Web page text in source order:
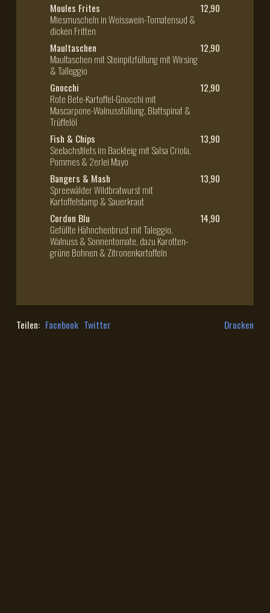
Moules Frites
Miesmuscheln in Weisswein-Tomatensud &
dicken Fritten
12,90
Maultaschen
Maultaschen mit Steinpilzfüllung mit Wirsing
& Talleggio
12,90
Gnocchi
Rote Bete-Kartoffel-Gnocchi mit
Mascarpone-Walnussfüllung, Blattspinat &
Trüffelöl
12,90
Fish & Chips
Seelachsfilets im Backteig mit Salsa Criola,
Pommes & 2erlei Mayo
13,90
Bangers & Mash
Spreewälder Wildbratwurst mit
Kartoffelstamp & Sauerkraut
13,90
Cordon Blu
Gefüllte Hähnchenbrust mit Taleggio,
Walnuss & Sonnentomate, dazu Karotten-
grüne Bohnen & Zitronenkartoffeln
14,90
Teilen: Facebook Twitter Drucken